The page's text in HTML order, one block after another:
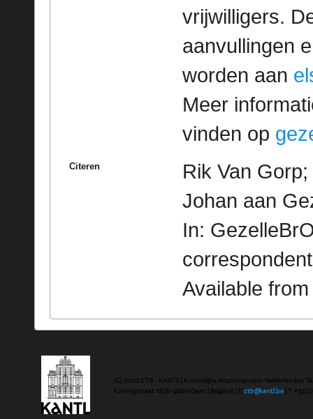
vrijwilligers.
aanvullingen
worden aan
Meer
vinden op
Citeren
Rik Van
Johan aan
In:
Available
(C) 2020 CTB - KANTL | Koninklijke Academie voor Nederlandse
Koningstraat 18 | b-9000 Gent | Belgium | E ctb@kantl.be | T +32